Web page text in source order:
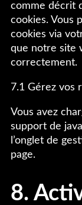
comme décrit
cookies. Vous
cookies via
que notre site
correctement.
7.1 Gérez vos
Vous avez
support de
l’onglet de
page.
8.